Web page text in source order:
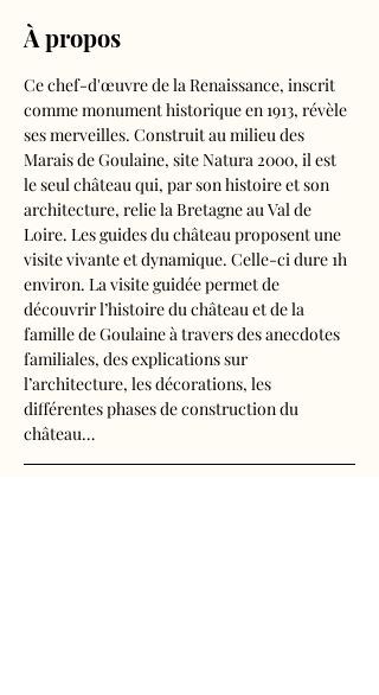
À propos
Ce chef-d'œuvre de la Renaissance, inscrit
comme monument historique en 1913, révèle
ses merveilles. Construit au milieu des
Marais de Goulaine, site Natura 2000, il est
le seul château qui, par son histoire et son
architecture, relie la Bretagne au Val de
Loire. Les guides du château proposent une
visite vivante et dynamique. Celle-ci dure 1h
environ. La visite guidée permet de
découvrir l’histoire du château et de la
famille de Goulaine à travers des anecdotes
familiales, des explications sur
l’architecture, les décorations, les
différentes phases de construction du
château…